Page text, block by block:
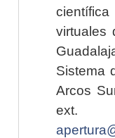
virtuales
Sistema
Arcos